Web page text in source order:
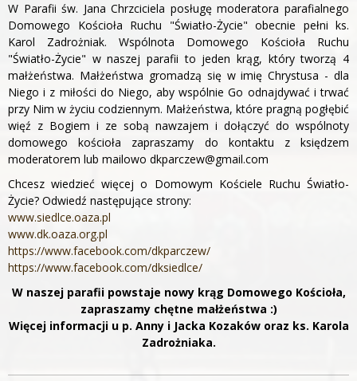
W Parafii św. Jana Chrzciciela posługę moderatora parafialnego
Domowego Kościoła Ruchu "Światło-Życie" obecnie pełni ks.
Karol Zadrożniak. Wspólnota Domowego Kościoła Ruchu
"Światło-Życie" w naszej parafii to jeden krąg, który tworzą 4
małżeństwa. Małżeństwa gromadzą się w imię Chrystusa - dla
Niego i z miłości do Niego, aby wspólnie Go odnajdywać i trwać
przy Nim w życiu codziennym. Małżeństwa, które pragną pogłębić
więź z Bogiem i ze sobą nawzajem i dołączyć do wspólnoty
domowego kościoła zapraszamy do kontaktu z księdzem
moderatorem lub mailowo dkparczew@gmail.com
Chcesz wiedzieć więcej o Domowym Kościele Ruchu Światło-
Życie? Odwiedź następujące strony:
www.siedlce.oaza.pl
www.dk.oaza.org.pl
https://www.facebook.com/dkparczew/
https://www.facebook.com/dksiedlce/
W naszej parafii powstaje nowy krąg Domowego Kościoła,
zapraszamy chętne małżeństwa :)
Więcej informacji u p. Anny i Jacka Kozaków oraz ks. Karola
Zadrożniaka.